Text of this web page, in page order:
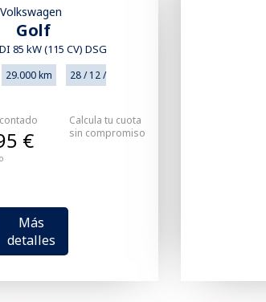
Volkswagen
Golf
85 kW (115 CV) DSG
29.000 km
28 / 12 /
€
Más
detalles
Calcula tu cuota
sin compromiso